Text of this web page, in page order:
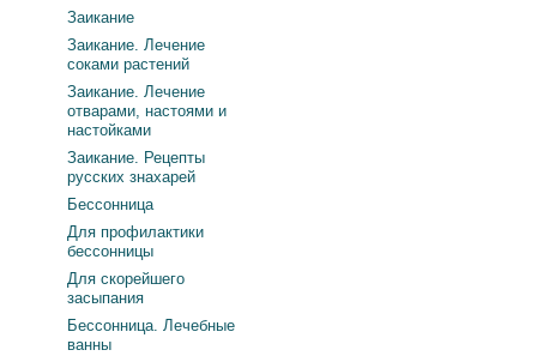
Заикание
Заикание. Лечение
соками растений
Заикание. Лечение
отварами, настоями и
настойками
Заикание. Рецепты
русских знахарей
Бессонница
Для профилактики
бессонницы
Для скорейшего
засыпания
Бессонница. Лечебные
ванны